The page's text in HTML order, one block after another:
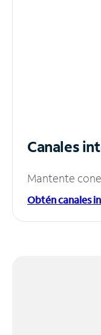
Canales
Mantente
Obtén canales